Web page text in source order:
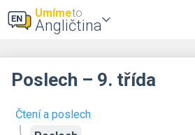
Umímeto
Angličtina
Čtení a poslech
Poslech – 9. třída